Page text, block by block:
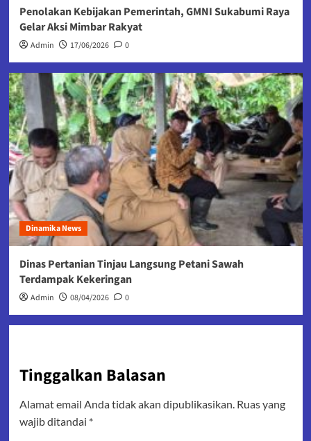
Penolakan Kebijakan Pemerintah, GMNI Sukabumi Raya
Gelar Aksi Mimbar Rakyat
Admin 17/06/2026 0
Dinamika News
Dinas Pertanian Tinjau Langsung Petani Sawah
Terdampak Kekeringan
Admin 08/04/2026 0
Tinggalkan Balasan
Alamat email Anda tidak akan dipublikasikan. Ruas yang
wajib ditandai *